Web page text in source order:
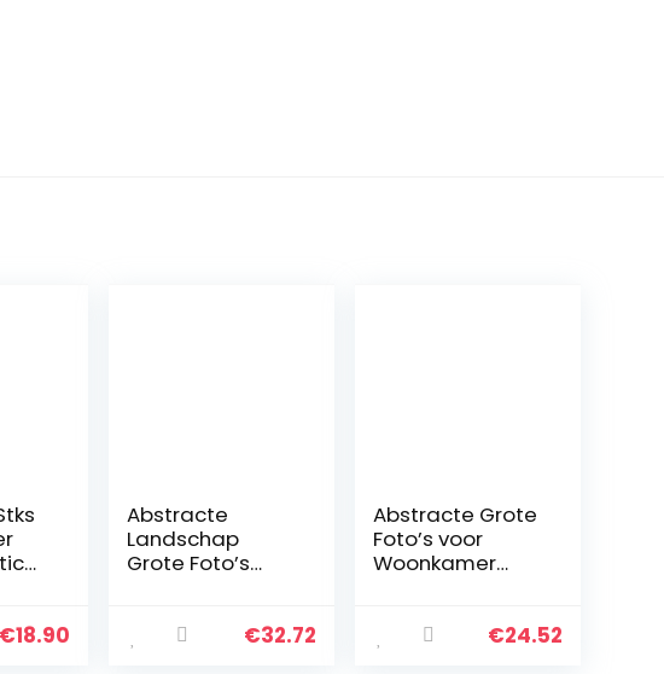
€18.90
Abstracte
Landschap
Grote Foto’s
Canvas Zon€32.72
Abstracte Grote
Foto’s voor
Woonkamer
Boho, Herten
€24.52